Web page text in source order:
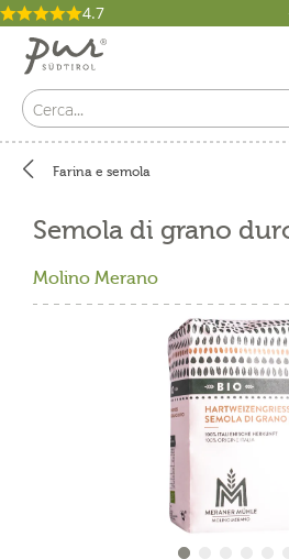
4.7
Farina e semola
Semola di grano
Molino Merano